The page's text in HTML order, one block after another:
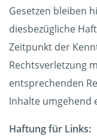
Gesetzen bleiben
diesbezügliche
Zeitpunkt der
Rechtsverletzung
entsprechenden
Inhalte umgehend
Haftung für Links: